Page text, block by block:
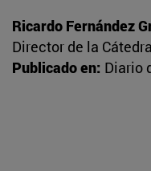
Ricardo Fernández
Director de la
Publicado en: Diario